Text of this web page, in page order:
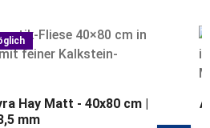
Hay Matt - 40x80 cm |
mm